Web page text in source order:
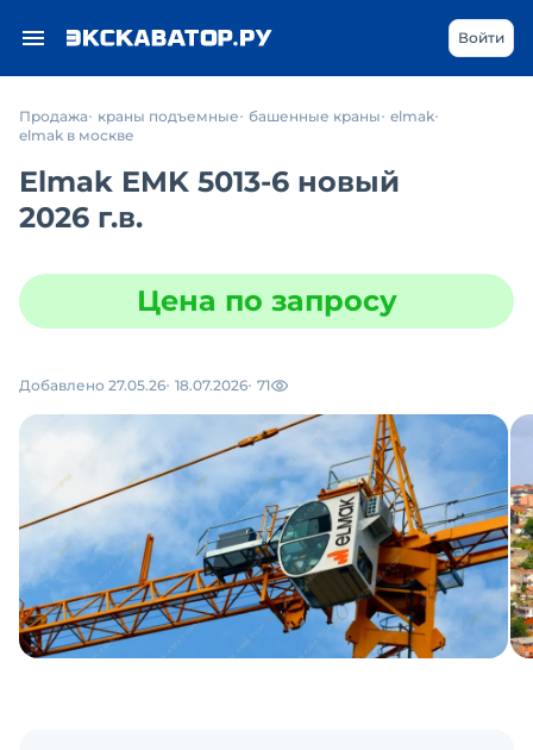
Войти
Продажа краны подъемные башенные краны elmak
elmak в москве
Elmak EMK 5013-6 новый
2026 г.в.
Цена по запросу
Добавлено 27.05.26 18.07.2026 71